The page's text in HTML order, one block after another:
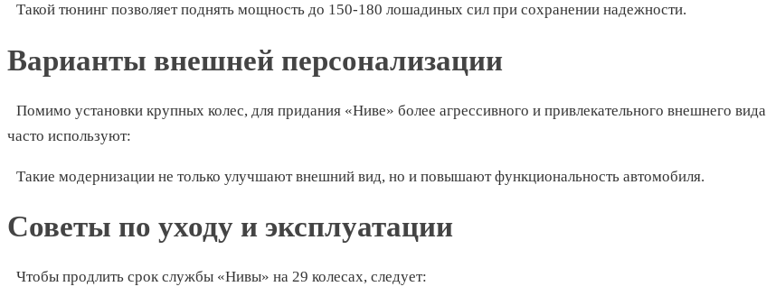
Такой тюнинг позволяет поднять мощность до 150-180 лошадиных сил при сохранении надежности.
Варианты внешней персонализации
Помимо установки крупных колес, для придания «Ниве» более агрессивного и привлекательного внешнего вида
часто используют:
Такие модернизации не только улучшают внешний вид, но и повышают функциональность автомобиля.
Советы по уходу и эксплуатации
Чтобы продлить срок службы «Нивы» на 29 колесах, следует: